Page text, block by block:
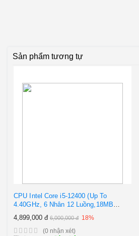
build một dàn PC theo ý muốn.
case SAMA 3503
hỗ trợ các loại
hỗ trợ VGA 345mm | 163mm. Hệ thống
quạt tản nhiệt trên vỏ case bao gồm:
Sản phẩm tương tự
CPU Intel Core i5-12400 (Up To
4.40GHz, 6 Nhân 12 Luồng,18MB
Cache, Socket 1700, Alder Lake)
4,899,000 đ 6,000,000 đ 18%
(0 nhận xét)